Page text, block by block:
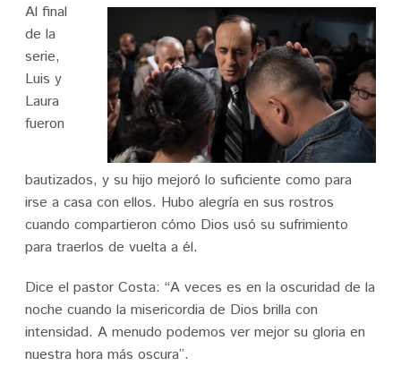
Al final
de la
serie,
Luis y
Laura
fueron
bautizados, y su hijo mejoró lo suficiente como para
irse a casa con ellos. Hubo alegría en sus rostros
cuando compartieron cómo Dios usó su sufrimiento
para traerlos de vuelta a él.
Dice el pastor Costa: “A veces es en la oscuridad de la
noche cuando la misericordia de Dios brilla con
intensidad. A menudo podemos ver mejor su gloria en
nuestra hora más oscura”.